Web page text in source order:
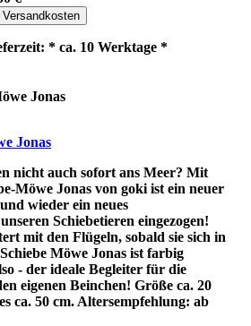
* ca. 10 Werktage *
Jonas
nicht auch sofort ans Meer? Mit
Möwe Jonas von goki ist ein neuer
wieder ein neues
Schiebetieren eingezogen!
mit den Flügeln, sobald sie sich in
Möwe Jonas ist farbig
- der ideale Begleiter für die
eigenen Beinchen! Größe ca. 20
ca. 50 cm. Altersempfehlung: ab